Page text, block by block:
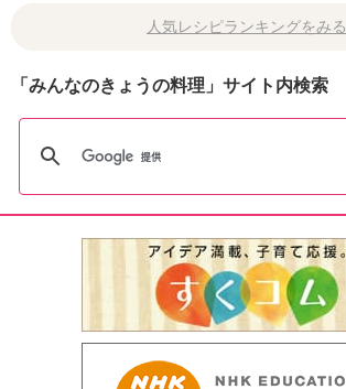
人気レシピランキングをみる
「みんなのきょうの料理」サイト内検索